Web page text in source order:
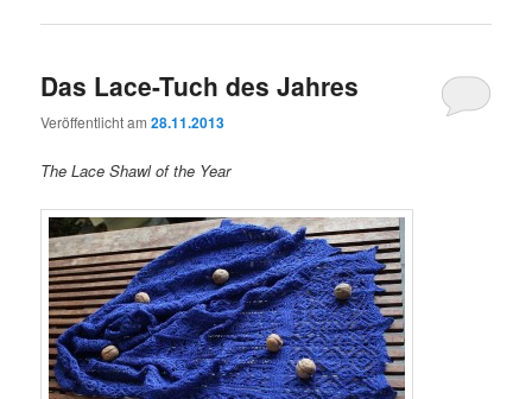
Das Lace-Tuch des Jahres
Veröffentlicht am28.11.2013
The Lace Shawl of the Year